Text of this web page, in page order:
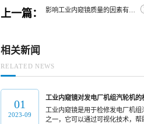
上一篇：
相关新闻
RELATED NEWS
01
2023-09
工业内窥镜对发电厂机组汽轮机的
工业内窥镜是用于检修发电厂机
之一，它可以通过可视化技术，帮